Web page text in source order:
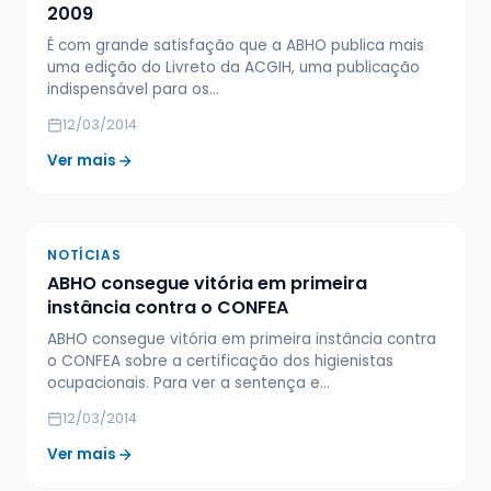
2009
É com grande satisfação que a ABHO publica mais
uma edição do Livreto da ACGIH, uma publicação
indispensável para os…
12/03/2014
Ver mais
NOTÍCIAS
ABHO consegue vitória em primeira
instância contra o CONFEA
ABHO consegue vitória em primeira instância contra
o CONFEA sobre a certificação dos higienistas
ocupacionais. Para ver a sentença e…
12/03/2014
Ver mais